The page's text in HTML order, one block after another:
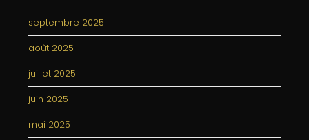
septembre 2025
août 2025
juillet 2025
juin 2025
mai 2025